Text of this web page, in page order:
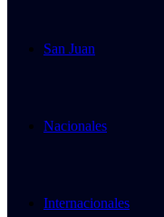
San Juan
Nacionales
Internacionales